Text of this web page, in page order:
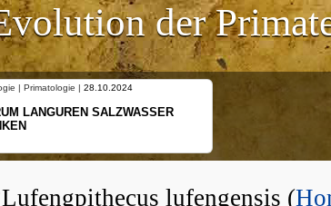
der
Ethologie | Primatologie |
NEUES VON WEIBLICHEN
Lufengpithecus lufengensis (